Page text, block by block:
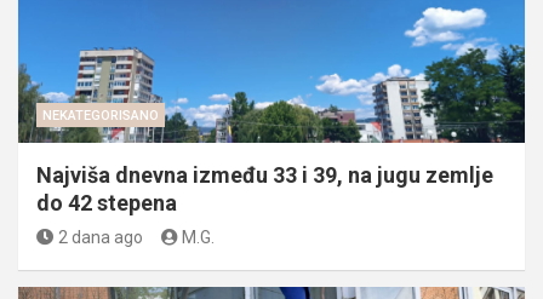
NEKATEGORISANO
Najviša dnevna između 33 i 39, na jugu zemlje
do 42 stepena
2 dana ago M.G.